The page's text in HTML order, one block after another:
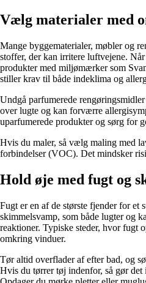
Vælg materialer med
Mange byggematerialer, møbler og
stoffer, der kan irritere luftvejene.
produkter med miljømærker som
stiller krav til både indeklima og
Undgå parfumerede
over lugte og kan forværre
uparfumerede produkter og sørg for
Hvis du maler, så vælg maling med
forbindelser (VOC). Det mindsker
Hold øje med fugt og
Fugt er en af de største fjender for et
skimmelsvamp, som både lugter og
reaktioner. Typiske steder, hvor fugt
omkring vinduer.
Tør altid overflader af efter bad, og
Hvis du tørrer tøj indenfor, så gør